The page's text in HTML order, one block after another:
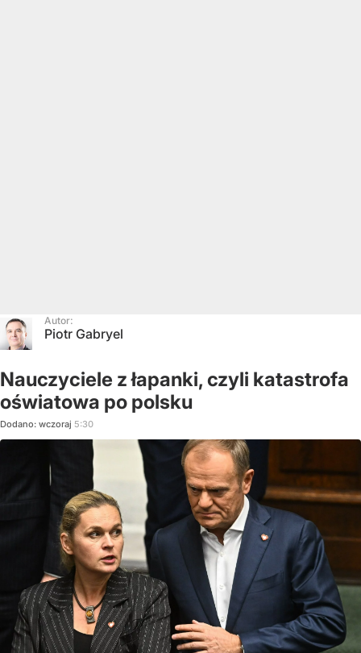
Autor:
Piotr Gabryel
Nauczyciele z łapanki, czyli katastrofa
oświatowa po polsku
Dodano: wczoraj 5:30